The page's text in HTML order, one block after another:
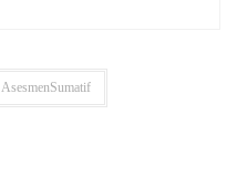
AsesmenSumatif